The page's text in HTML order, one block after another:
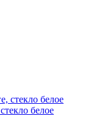
белое